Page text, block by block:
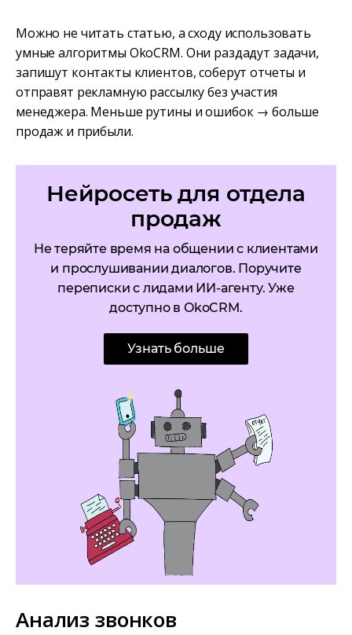
Можно не читать статью, а сходу использовать
умные алгоритмы OkoCRM. Они раздадут задачи,
запишут контакты клиентов, соберут отчеты и
отправят рекламную рассылку без участия
менеджера. Меньше рутины и ошибок → больше
продаж и прибыли.
Нейросеть для отдела
продаж
Не теряйте время на общении с клиентами
и прослушивании диалогов. Поручите
переписки с лидами ИИ-агенту. Уже
доступно в OkoCRM.
Узнать больше
Анализ звонков